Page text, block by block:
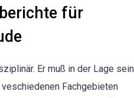
für
Er muß in der Lage sein
Fachgebieten